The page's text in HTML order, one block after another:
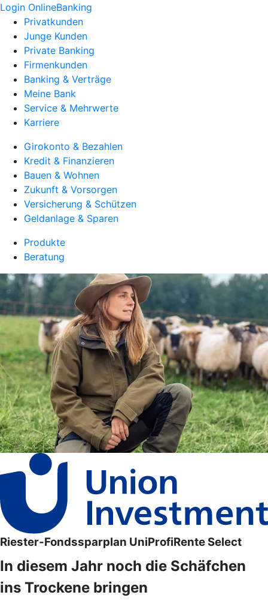
Login OnlineBanking
Privatkunden
Junge Kunden
Private Banking
Firmenkunden
Banking & Verträge
Meine Bank
Service & Mehrwerte
Karriere
Girokonto & Bezahlen
Kredit & Finanzieren
Bauen & Wohnen
Zukunft & Vorsorgen
Versicherung & Schützen
Geldanlage & Sparen
Produkte
Beratung
Riester-Fondssparplan UniProfiRente Select
In diesem Jahr noch die Schäfchen
ins Trockene bringen